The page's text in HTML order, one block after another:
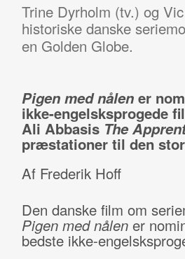
Trine Dyrholm (tv.) og
historiske danske
en Golden Globe.
Pigen med nålener
ikke-engelsksprogede
Ali Abbasis The
præstationer til den
Af Frederik Hoff
Den danske film om
Pigen med nålener
bedste ikke-